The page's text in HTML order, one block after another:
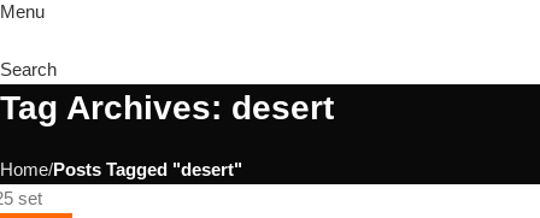
Menu
Search
Tag Archives: desert
Home Posts Tagged "desert"
set